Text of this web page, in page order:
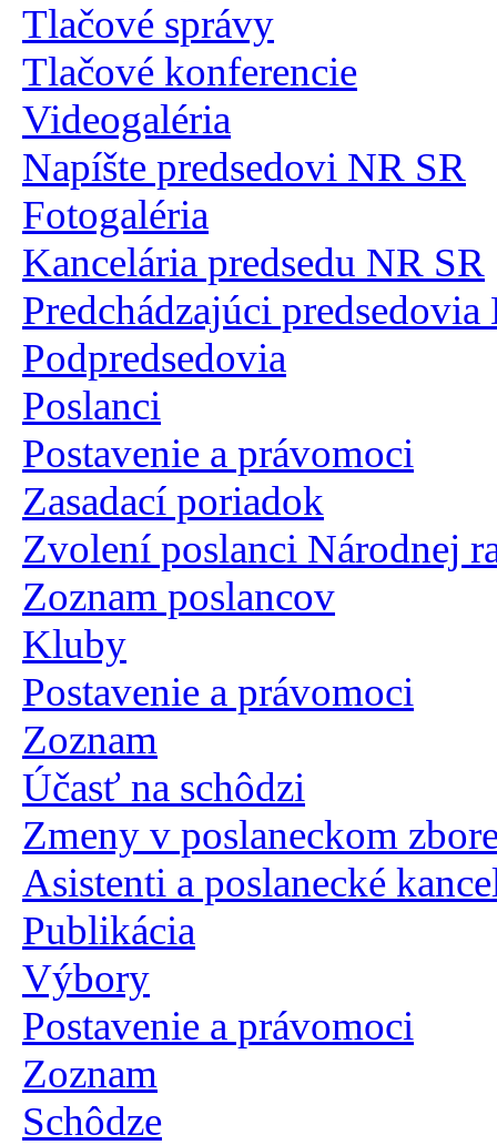
Tlačové správy
Tlačové konferencie
Videogaléria
Napíšte predsedovi NR SR
Fotogaléria
Kancelária predsedu NR SR
Predchádzajúci predsedovia
Podpredsedovia
Poslanci
Postavenie a právomoci
Zasadací poriadok
Zvolení poslanci Národnej
Zoznam poslancov
Kluby
Postavenie a právomoci
Zoznam
Účasť na schôdzi
Zmeny v poslaneckom
Asistenti a poslanecké
Publikácia
Výbory
Postavenie a právomoci
Zoznam
Schôdze